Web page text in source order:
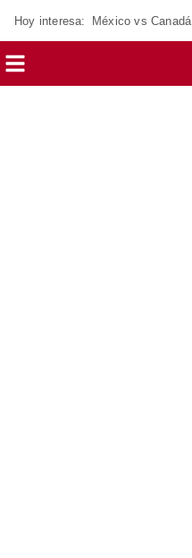
Hoy interesa: México vs Canadá